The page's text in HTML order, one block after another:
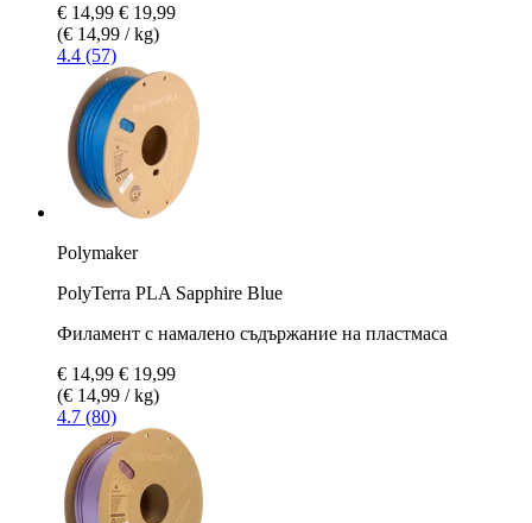
€ 14,99 € 19,99
(€ 14,99 / kg)
4.4 (57)
Polymaker
PolyTerra PLA Sapphire Blue
Филамент с намалено съдържание на пластмаса
€ 14,99 € 19,99
(€ 14,99 / kg)
4.7 (80)